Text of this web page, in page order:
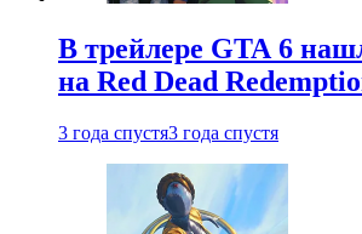
В трейлере GTA 6
на Red Dead
3 года спустя3 года спустя